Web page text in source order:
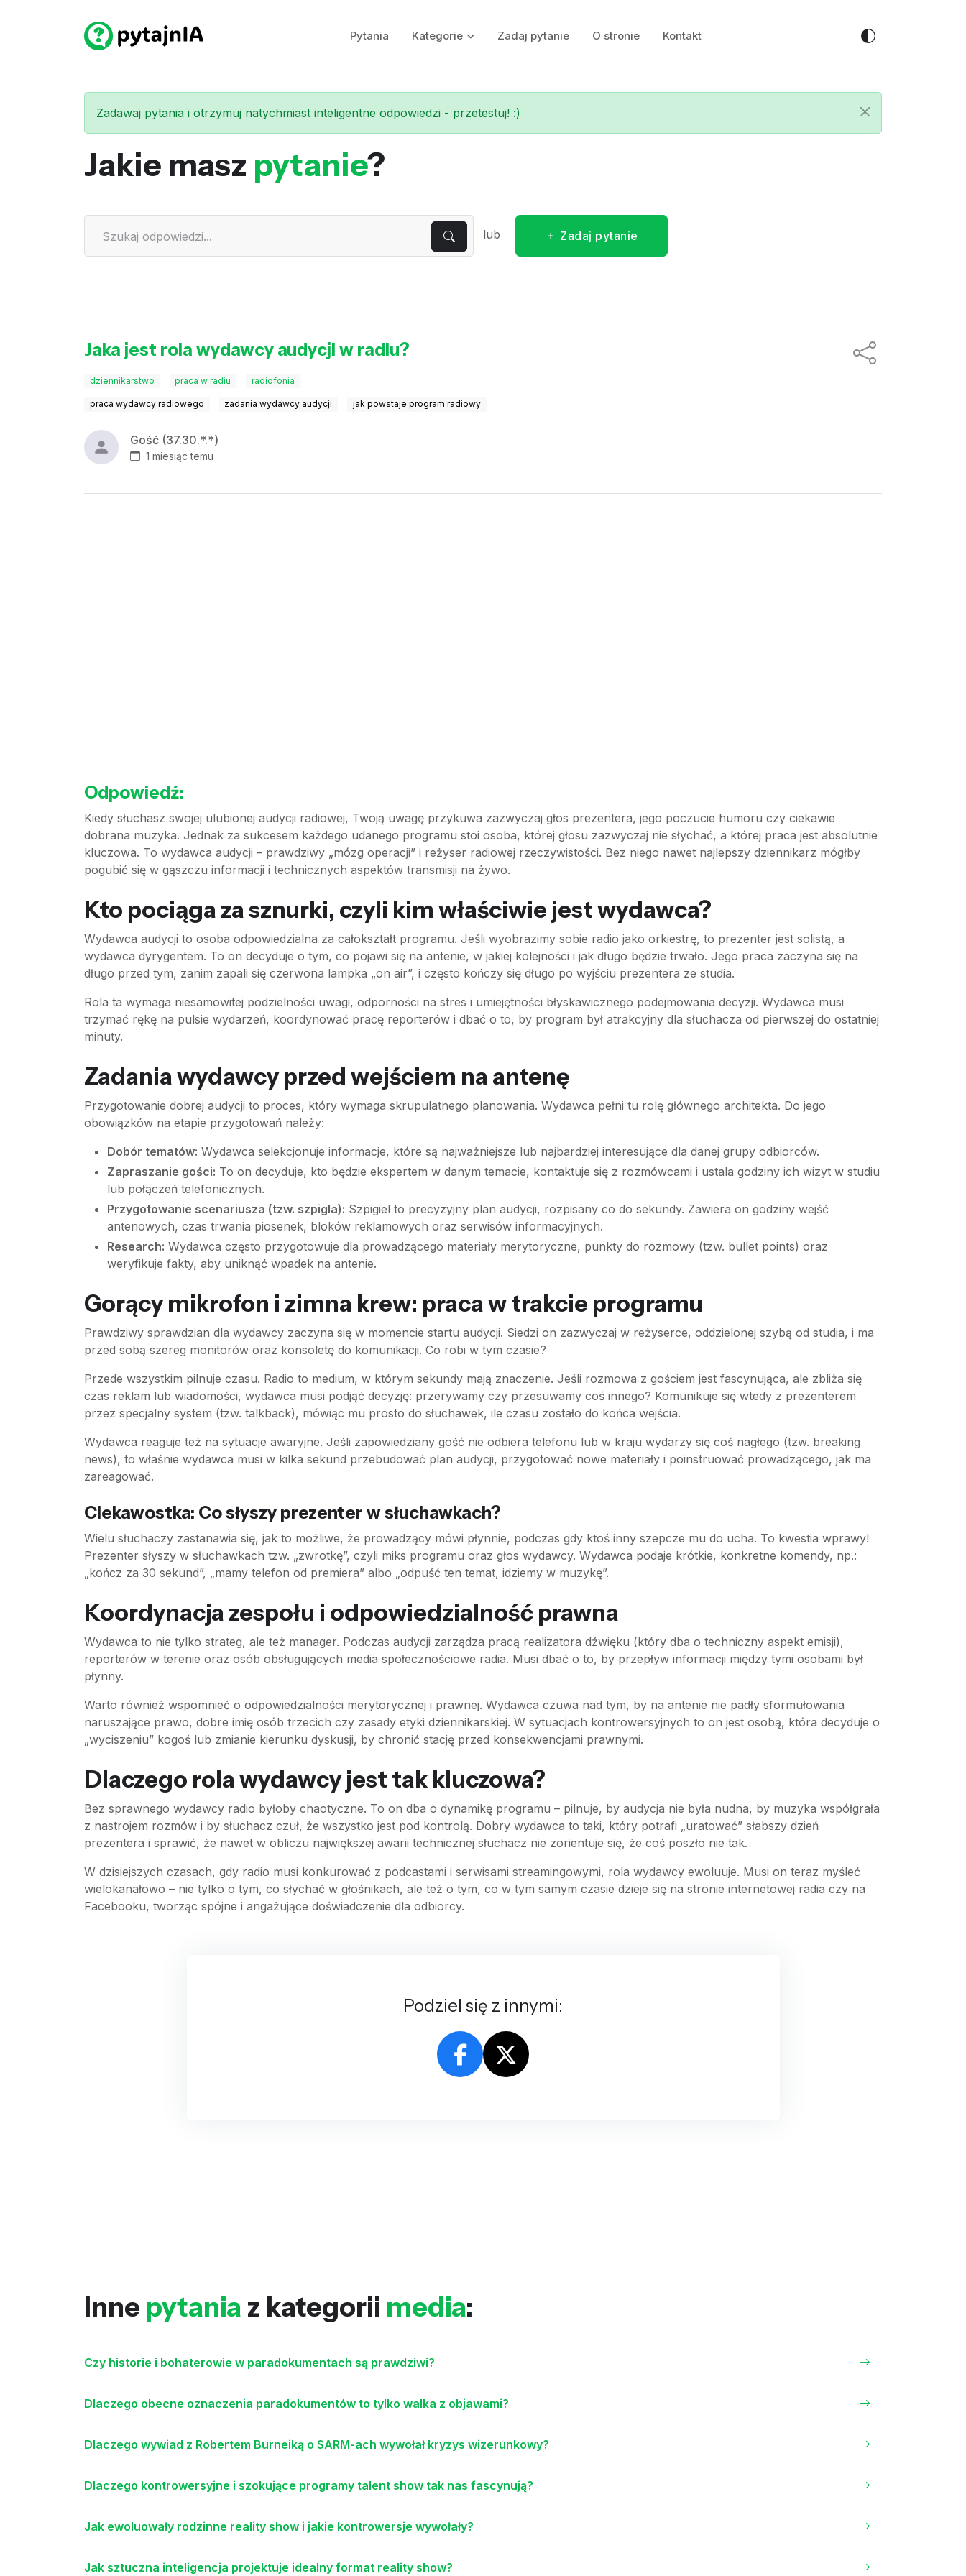
Pytania Kategorie Zadaj pytanie O stronie Kontakt
Zadawaj pytania i otrzymuj natychmiast inteligentne odpowiedzi - przetestuj! :)
Jakie masz pytanie?
lub Zadaj pytanie
Jaka jest rola wydawcy audycji w radiu?
dziennikarstwo praca w radiu radiofonia
praca wydawcy radiowego zadania wydawcy audycji jak powstaje program radiowy
Gość (37.30.*.*)
1 miesiąc temu
Odpowiedź:
Kiedy słuchasz swojej ulubionej audycji radiowej, Twoją uwagę przykuwa zazwyczaj głos prezentera, jego poczucie humoru czy ciekawie
dobrana muzyka. Jednak za sukcesem każdego udanego programu stoi osoba, której głosu zazwyczaj nie słychać, a której praca jest absolutnie
kluczowa. To wydawca audycji – prawdziwy „mózg operacji” i reżyser radiowej rzeczywistości. Bez niego nawet najlepszy dziennikarz mógłby
pogubić się w gąszczu informacji i technicznych aspektów transmisji na żywo.
Kto pociąga za sznurki, czyli kim właściwie jest wydawca?
Wydawca audycji to osoba odpowiedzialna za całokształt programu. Jeśli wyobrazimy sobie radio jako orkiestrę, to prezenter jest solistą, a
wydawca dyrygentem. To on decyduje o tym, co pojawi się na antenie, w jakiej kolejności i jak długo będzie trwało. Jego praca zaczyna się na
długo przed tym, zanim zapali się czerwona lampka „on air”, i często kończy się długo po wyjściu prezentera ze studia.
Rola ta wymaga niesamowitej podzielności uwagi, odporności na stres i umiejętności błyskawicznego podejmowania decyzji. Wydawca musi
trzymać rękę na pulsie wydarzeń, koordynować pracę reporterów i dbać o to, by program był atrakcyjny dla słuchacza od pierwszej do ostatniej
minuty.
Zadania wydawcy przed wejściem na antenę
Przygotowanie dobrej audycji to proces, który wymaga skrupulatnego planowania. Wydawca pełni tu rolę głównego architekta. Do jego
obowiązków na etapie przygotowań należy:
Dobór tematów: Wydawca selekcjonuje informacje, które są najważniejsze lub najbardziej interesujące dla danej grupy odbiorców.
Zapraszanie gości: To on decyduje, kto będzie ekspertem w danym temacie, kontaktuje się z rozmówcami i ustala godziny ich wizyt w studiu
lub połączeń telefonicznych.
Przygotowanie scenariusza (tzw. szpigla): Szpigiel to precyzyjny plan audycji, rozpisany co do sekundy. Zawiera on godziny wejść
antenowych, czas trwania piosenek, bloków reklamowych oraz serwisów informacyjnych.
Research: Wydawca często przygotowuje dla prowadzącego materiały merytoryczne, punkty do rozmowy (tzw. bullet points) oraz
weryfikuje fakty, aby uniknąć wpadek na antenie.
Gorący mikrofon i zimna krew: praca w trakcie programu
Prawdziwy sprawdzian dla wydawcy zaczyna się w momencie startu audycji. Siedzi on zazwyczaj w reżyserce, oddzielonej szybą od studia, i ma
przed sobą szereg monitorów oraz konsoletę do komunikacji. Co robi w tym czasie?
Przede wszystkim pilnuje czasu. Radio to medium, w którym sekundy mają znaczenie. Jeśli rozmowa z gościem jest fascynująca, ale zbliża się
czas reklam lub wiadomości, wydawca musi podjąć decyzję: przerywamy czy przesuwamy coś innego? Komunikuje się wtedy z prezenterem
przez specjalny system (tzw. talkback), mówiąc mu prosto do słuchawek, ile czasu zostało do końca wejścia.
Wydawca reaguje też na sytuacje awaryjne. Jeśli zapowiedziany gość nie odbiera telefonu lub w kraju wydarzy się coś nagłego (tzw. breaking
news), to właśnie wydawca musi w kilka sekund przebudować plan audycji, przygotować nowe materiały i poinstruować prowadzącego, jak ma
zareagować.
Ciekawostka: Co słyszy prezenter w słuchawkach?
Wielu słuchaczy zastanawia się, jak to możliwe, że prowadzący mówi płynnie, podczas gdy ktoś inny szepcze mu do ucha. To kwestia wprawy!
Prezenter słyszy w słuchawkach tzw. „zwrotkę”, czyli miks programu oraz głos wydawcy. Wydawca podaje krótkie, konkretne komendy, np.:
„kończ za 30 sekund”, „mamy telefon od premiera” albo „odpuść ten temat, idziemy w muzykę”.
Koordynacja zespołu i odpowiedzialność prawna
Wydawca to nie tylko strateg, ale też manager. Podczas audycji zarządza pracą realizatora dźwięku (który dba o techniczny aspekt emisji),
reporterów w terenie oraz osób obsługujących media społecznościowe radia. Musi dbać o to, by przepływ informacji między tymi osobami był
płynny.
Warto również wspomnieć o odpowiedzialności merytorycznej i prawnej. Wydawca czuwa nad tym, by na antenie nie padły sformułowania
naruszające prawo, dobre imię osób trzecich czy zasady etyki dziennikarskiej. W sytuacjach kontrowersyjnych to on jest osobą, która decyduje o
„wyciszeniu” kogoś lub zmianie kierunku dyskusji, by chronić stację przed konsekwencjami prawnymi.
Dlaczego rola wydawcy jest tak kluczowa?
Bez sprawnego wydawcy radio byłoby chaotyczne. To on dba o dynamikę programu – pilnuje, by audycja nie była nudna, by muzyka współgrała
z nastrojem rozmów i by słuchacz czuł, że wszystko jest pod kontrolą. Dobry wydawca to taki, który potrafi „uratować” słabszy dzień
prezentera i sprawić, że nawet w obliczu największej awarii technicznej słuchacz nie zorientuje się, że coś poszło nie tak.
W dzisiejszych czasach, gdy radio musi konkurować z podcastami i serwisami streamingowymi, rola wydawcy ewoluuje. Musi on teraz myśleć
wielokanałowo – nie tylko o tym, co słychać w głośnikach, ale też o tym, co w tym samym czasie dzieje się na stronie internetowej radia czy na
Facebooku, tworząc spójne i angażujące doświadczenie dla odbiorcy.
Podziel się z innymi:
Inne pytania z kategorii media:
Czy historie i bohaterowie w paradokumentach są prawdziwi?
Dlaczego obecne oznaczenia paradokumentów to tylko walka z objawami?
Dlaczego wywiad z Robertem Burneiką o SARM-ach wywołał kryzys wizerunkowy?
Dlaczego kontrowersyjne i szokujące programy talent show tak nas fascynują?
Jak ewoluowały rodzinne reality show i jakie kontrowersje wywołały?
Jak sztuczna inteligencja projektuje idealny format reality show?